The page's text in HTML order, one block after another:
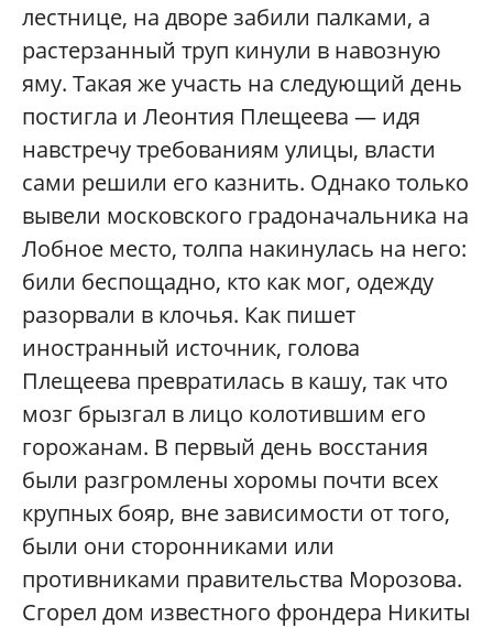
лестнице, на дворе забили палками, а
растерзанный труп кинули в навозную
яму. Такая же участь на следующий день
постигла и Леонтия Плещеева — идя
навстречу требованиям улицы, власти
сами решили его казнить. Однако только
вывели московского градоначальника на
Лобное место, толпа накинулась на него:
били беспощадно, кто как мог, одежду
разорвали в клочья. Как пишет
иностранный источник, голова
Плещеева превратилась в кашу, так что
мозг брызгал в лицо колотившим его
горожанам. В первый день восстания
были разгромлены хоромы почти всех
крупных бояр, вне зависимости от того,
были они сторонниками или
противниками правительства Морозова.
Сгорел дом известного фрондера Никиты